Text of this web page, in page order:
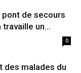
de secours
travaille un...
0
des malades du